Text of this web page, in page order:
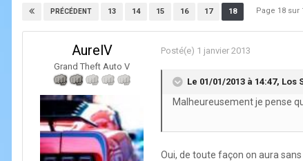
PRÉCÉDENT 13 14 15 16 17 18 Page 18 sur
AurelV
Grand Theft Auto V
Posté(e) 1 janvier 2013
Le 01/01/2013 à 14:47, Los
Malheureusement je pense
Oui, de toute façon on aura